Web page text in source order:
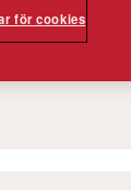
för cookies